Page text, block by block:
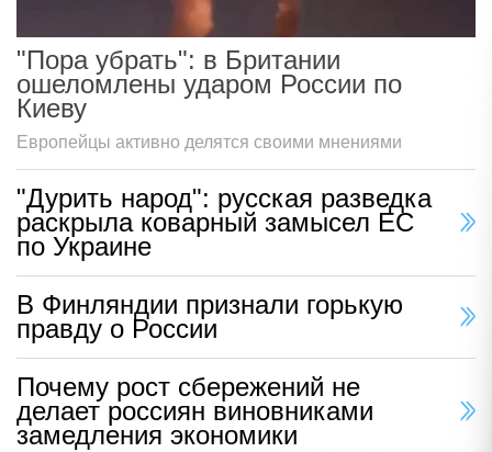
"Пора убрать": в Британии
ошеломлены ударом России по
Киеву
Европейцы активно делятся своими мнениями
"Дурить народ": русская разведка
раскрыла коварный замысел ЕС
по Украине
В Финляндии признали горькую
правду о России
Почему рост сбережений не
делает россиян виновниками
замедления экономики